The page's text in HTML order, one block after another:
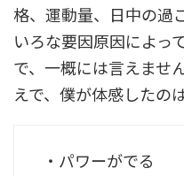
格、運動量、日中の過
いろな要因原因によっ
で、一概には言えませ
えで、僕が体感したの
・パワーがでる